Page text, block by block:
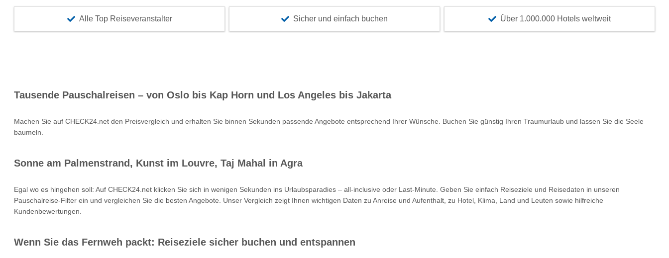
Alle Top Reiseveranstalter Sicher und einfach buchen Über 1.000.000 Hotels weltweit
Tausende Pauschalreisen – von Oslo bis Kap Horn und Los Angeles bis Jakarta
Machen Sie auf CHECK24.net den Preisvergleich und erhalten Sie binnen Sekunden passende Angebote entsprechend Ihrer Wünsche. Buchen Sie günstig Ihren Traumurlaub und lassen Sie die Seele
baumeln.
Sonne am Palmenstrand, Kunst im Louvre, Taj Mahal in Agra
Egal wo es hingehen soll: Auf CHECK24.net klicken Sie sich in wenigen Sekunden ins Urlaubsparadies – all-inclusive oder Last-Minute. Geben Sie einfach Reiseziele und Reisedaten in unseren
Pauschalreise-Filter ein und vergleichen Sie die besten Angebote. Unser Vergleich zeigt Ihnen wichtigen Daten zu Anreise und Aufenthalt, zu Hotel, Klima, Land und Leuten sowie hilfreiche
Kundenbewertungen.
Wenn Sie das Fernweh packt: Reiseziele sicher buchen und entspannen